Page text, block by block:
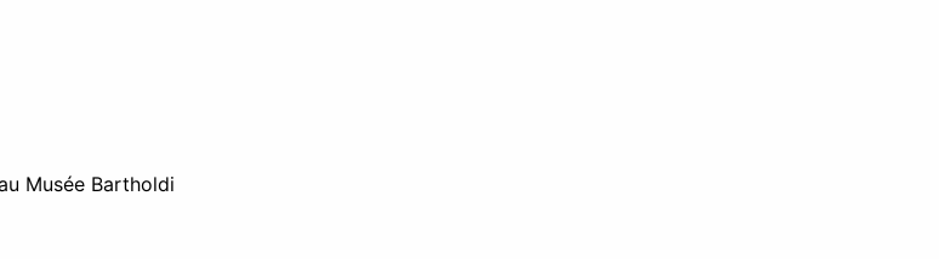
Musée Bartholdi